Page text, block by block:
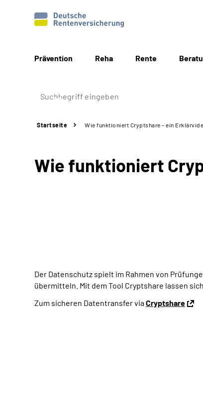
Prävention Reha Rente
Startseite Wie funktioniert Cryptshare - ein
Wie funktioniert
Der Datenschutz spielt im Rahmen von
übermitteln. Mit dem Tool Cryptshare lassen
Zum sicheren Datentransfer viaCryptshare